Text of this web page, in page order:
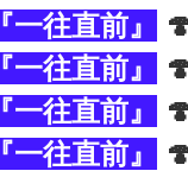
『一往直前』
『一往直前』
『一往直前』
『一往直前』